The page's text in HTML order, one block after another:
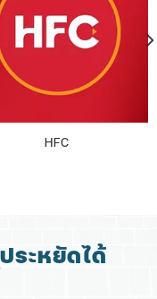
HFC
ระหยัดได้